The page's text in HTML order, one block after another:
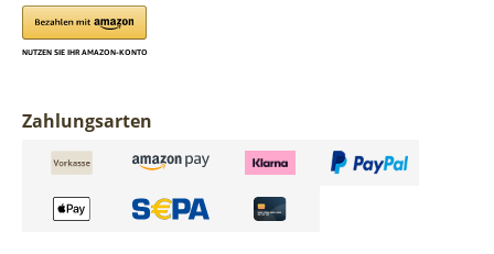
Zahlungsarten